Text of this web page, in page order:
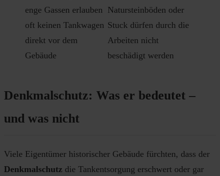
enge Gassen erlauben
oft keinen Tankwagen
direkt vor dem
Gebäude
Natursteinböden oder
Stuck dürfen durch die
Arbeiten nicht
beschädigt werden
Denkmalschutz: Was er bedeutet –
und was nicht
Viele Eigentümer historischer Gebäude fürchten, dass der
Denkmalschutz die Tankentsorgung erschwert oder gar